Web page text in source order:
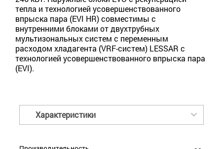
тепла и технологией усовершенствованного
впрыска пара (EVI HR) совместимы с
внутренними блоками от двухтрубных
мультизональных систем с переменным
расходом хладагента (VRF-систем) LESSAR с
технологией усовершенствованного впрыска пара
(EVI).
Характеристики